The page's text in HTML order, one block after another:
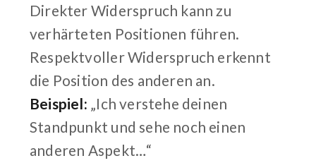
Direkter Widerspruch kann zu
verhärteten Positionen führen.
Respektvoller Widerspruch erkennt
die Position des anderen an.
Beispiel: „Ich verstehe deinen
Standpunkt und sehe noch einen
anderen Aspekt…“